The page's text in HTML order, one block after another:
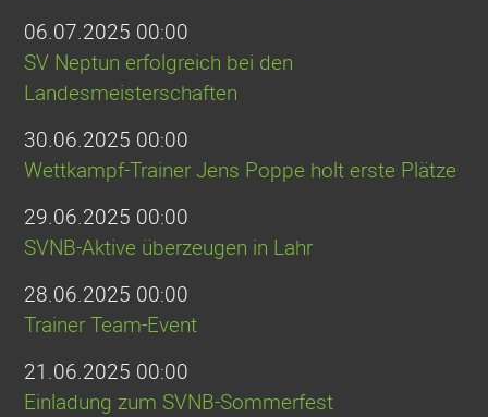
06.07.2025 00:00
SV Neptun erfolgreich bei den
Landesmeisterschaften
30.06.2025 00:00
Wettkampf-Trainer Jens Poppe holt erste Plätze
29.06.2025 00:00
SVNB-Aktive überzeugen in Lahr
28.06.2025 00:00
Trainer Team-Event
21.06.2025 00:00
Einladung zum SVNB-Sommerfest